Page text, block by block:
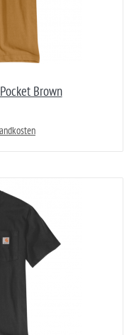
Brown